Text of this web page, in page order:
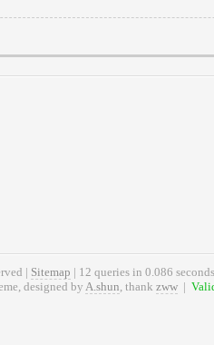
| Sitemap | 12 queries in 0.086
designed by A.shun, thank zww |